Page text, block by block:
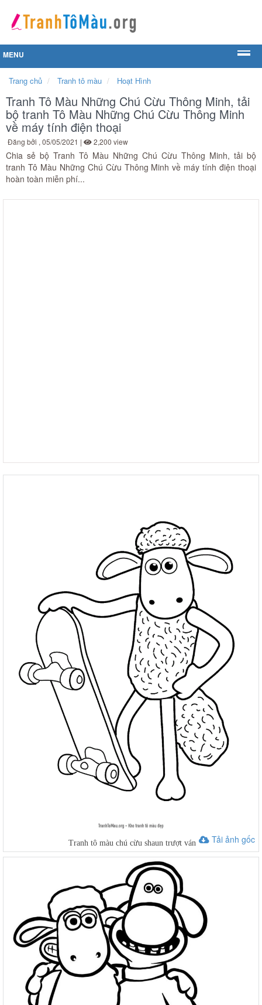
MENU
Trang chủ Tranh tô màu Hoạt Hình
Tranh Tô Màu Những Chú Cừu Thông Minh, tải
bộ tranh Tô Màu Những Chú Cừu Thông Minh
về máy tính điện thoại
Đăng bởi , 05/05/2021 | 2,200 view
Chia sẻ bộ Tranh Tô Màu Những Chú Cừu Thông Minh, tải bộ
tranh Tô Màu Những Chú Cừu Thông Minh về máy tính điện thoại
hoàn toàn miễn phí...
Tải ảnh gốc
Tranh tô màu chú cừu shaun trượt ván